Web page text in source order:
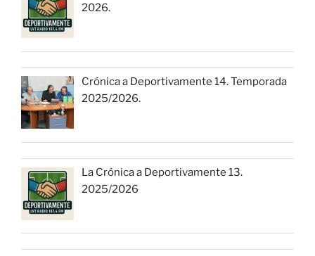
2026.
Crónica a Deportivamente 14. Temporada
2025/2026.
La Crónica a Deportivamente 13.
2025/2026